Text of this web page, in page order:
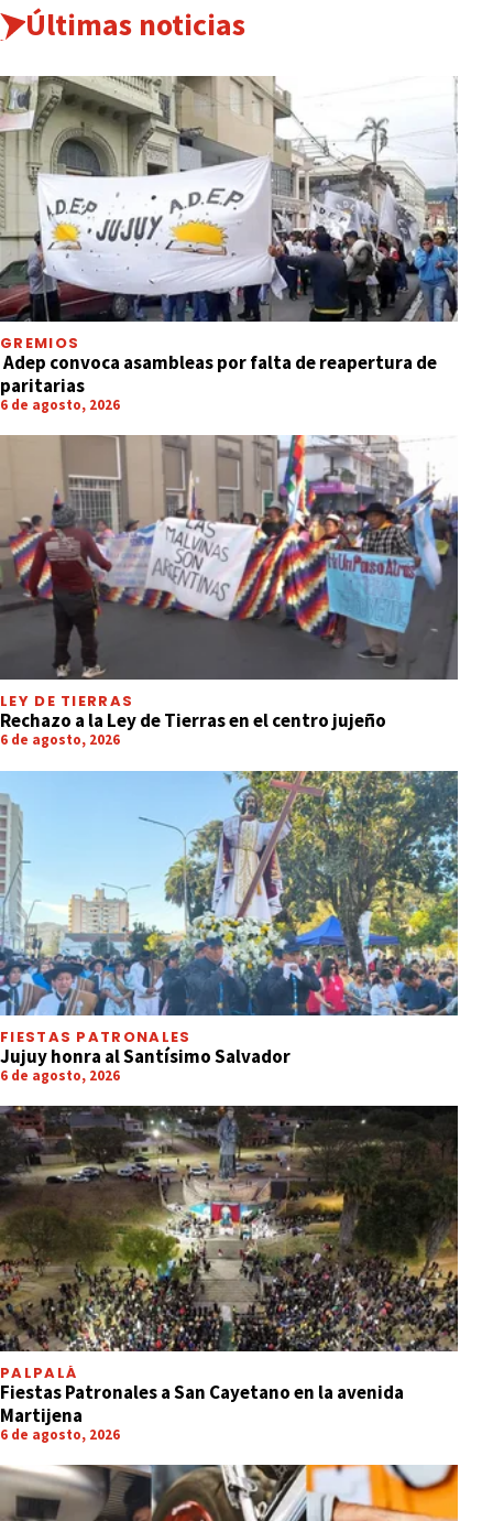
Últimas noticias
GREMIOS
Adep convoca asambleas por falta de reapertura de
paritarias
6 de agosto, 2026
LEY DE TIERRAS
Rechazo a la Ley de Tierras en el centro jujeño
6 de agosto, 2026
FIESTAS PATRONALES
Jujuy honra al Santísimo Salvador
6 de agosto, 2026
PALPALÁ
Fiestas Patronales a San Cayetano en la avenida
Martijena
6 de agosto, 2026